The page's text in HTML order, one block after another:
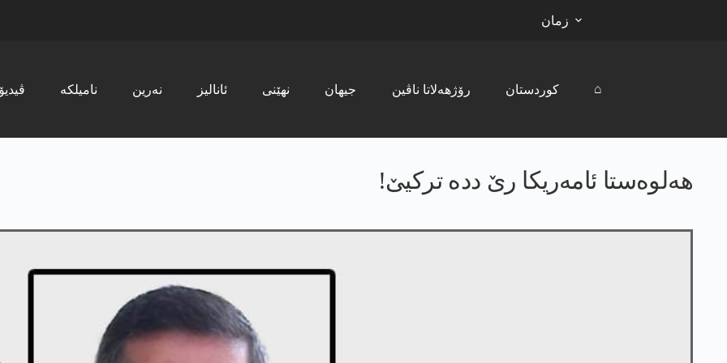
زمان
ڤیدیۆ نامیلکە نەرین ئانالیز نھێنی جیھان رۆژھەلاتا ناڤین کوردستان ⌂
ھەلوەستا ئامەریکا رێ ددە ترکیێ!